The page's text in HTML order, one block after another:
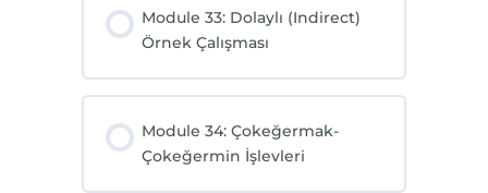
Module 33: Dolaylı (Indirect)
Örnek Çalışması
Module 34: Çokeğermak-
Çokeğermin İşlevleri